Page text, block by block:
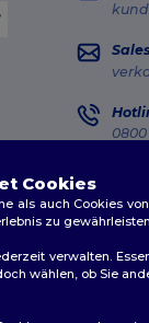
0800
Cookies
als auch Cookies
zu
verwalten.
wählen, ob Sie